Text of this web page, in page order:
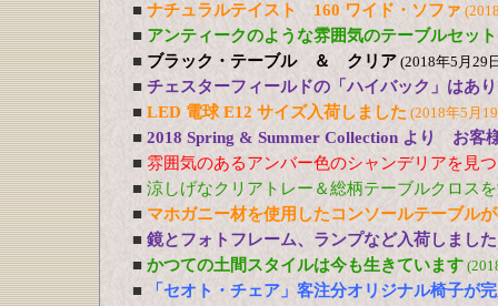
■ ナチュラルテイスト 160 ワイド・ソファ
■ アンティークのような雰囲気のテーブルセット
■ ブラック・テーブル ＆ クリア (2018年5月29
■ チェスターフィールドの「ハイバック」はあ
■ LED 電球 E12 サイズ入荷しました (2018年5月
■ 2018 Spring & Summer Collection より お客
■ 雰囲気のあるアンバー色のシャンデリアを見
■ 涼しげなクリアトレー＆総柄テーブルクロス
■ マホガニー材を使用したコンソールテーブル
■ 鏡とフォトフレーム、ランプなど入荷しました
■ かつての土間スタイルは今も生きています
■
「セオト・チェア」客注分オリジナル椅子が